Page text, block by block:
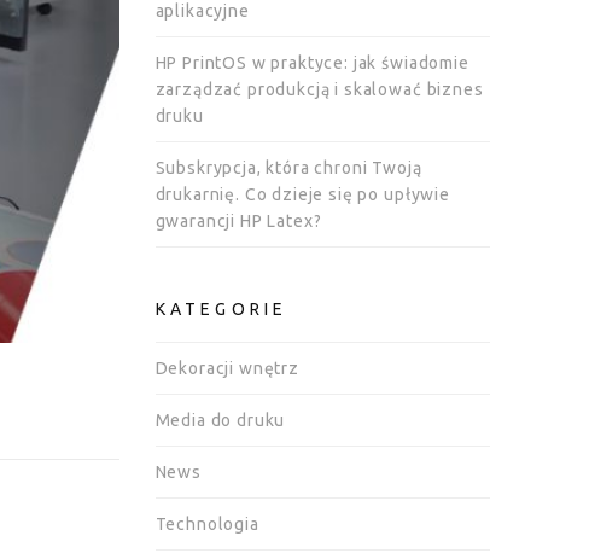
aplikacyjne
HP PrintOS w praktyce: jak świadomie
zarządzać produkcją i skalować biznes
druku
Subskrypcja, która chroni Twoją
drukarnię. Co dzieje się po upływie
gwarancji HP Latex?
KATEGORIE
Dekoracji wnętrz
Media do druku
News
Technologia